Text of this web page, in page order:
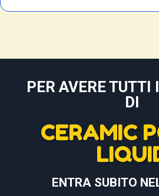
PER AVERE TUTTI
DI
CERAMIC
ENTRA SUBITO